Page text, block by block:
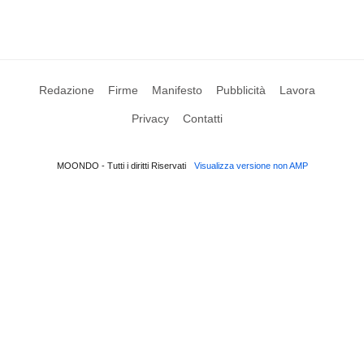
Redazione Firme Manifesto Pubblicità Lavora
Privacy Contatti
MOONDO - Tutti i diritti Riservati Visualizza versione non AMP